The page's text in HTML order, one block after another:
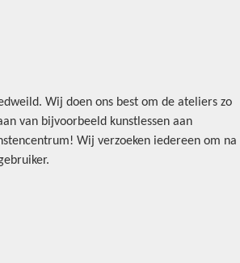
Wij doen ons best om de ateliers zo
van bijvoorbeeld kunstlessen aan
Wij verzoeken iedereen om na